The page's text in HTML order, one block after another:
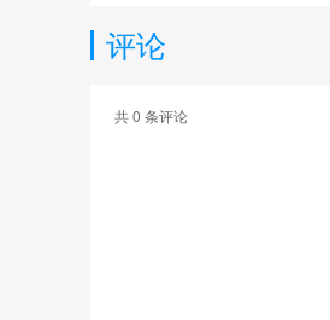
评论
共0 条评论